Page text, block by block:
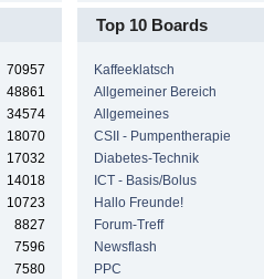
70957
48861
34574
18070
17032
14018
10723
8827
7596
7580
Top 10 Boards
Kaffeeklatsch
Allgemeiner Bereich
Allgemeines
CSII - Pumpentherapie
Diabetes-Technik
ICT - Basis/Bolus
Hallo Freunde!
Forum-Treff
Newsflash
PPC